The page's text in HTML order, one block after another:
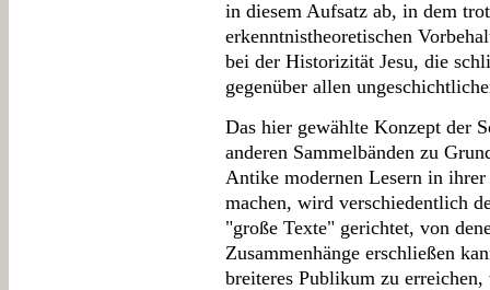
in diesem Aufsatz ab, in dem
erkenntnistheoretischen
bei der Historizität Jesu, die
gegenüber allen
Das hier gewählte Konzept der
anderen Sammelbänden zu
Antike modernen Lesern in
machen, wird verschiedentlich
"große Texte" gerichtet, von
Zusammenhänge erschließen
breiteres Publikum zu